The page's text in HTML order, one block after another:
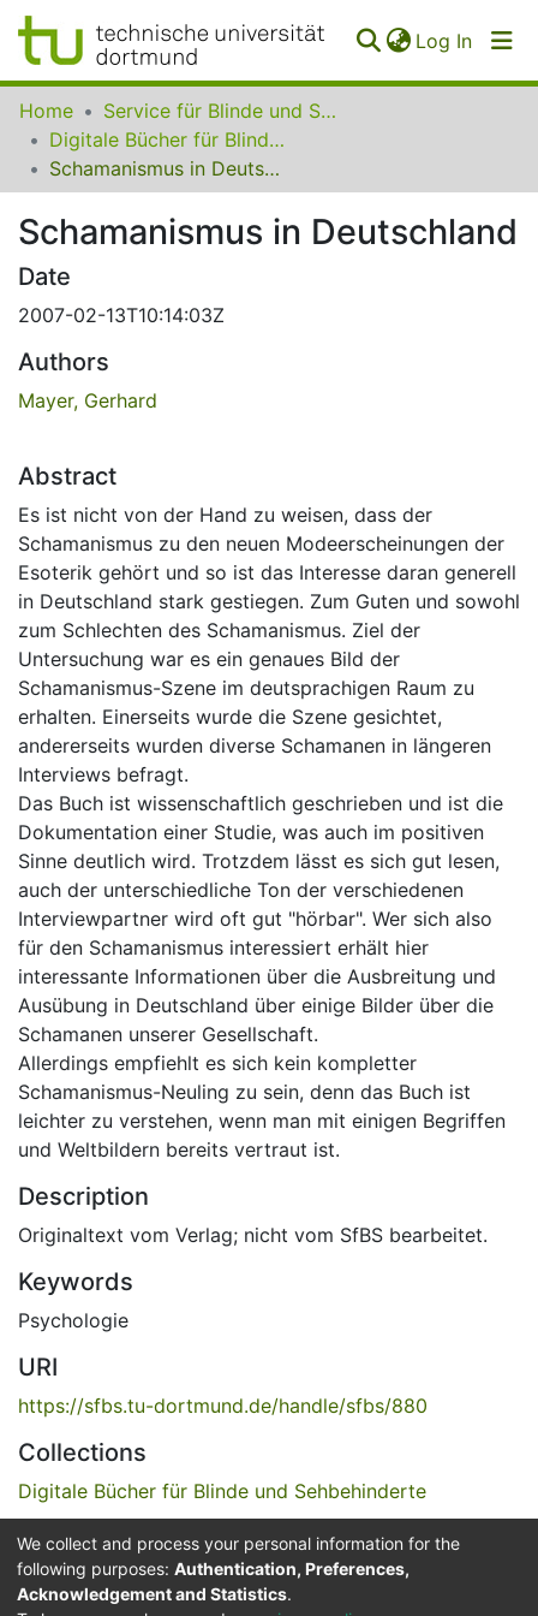
Log In
Communities
Collections
FAQ
Home
Service für Blinde und Sehbehinderte der UB Dortmund
Digitale Bücher für Blinde und Sehbehinderte
Schamanismus in Deutschland
Schamanismus in Deutschland
Date
2007-02-13T10:14:03Z
Authors
Mayer, Gerhard
Abstract
Es ist nicht von der Hand zu weisen, dass der
Schamanismus zu den neuen Modeerscheinungen der
Esoterik gehört und so ist das Interesse daran generell
in Deutschland stark gestiegen. Zum Guten und sowohl
zum Schlechten des Schamanismus. Ziel der
Untersuchung war es ein genaues Bild der
Schamanismus-Szene im deutsprachigen Raum zu
erhalten. Einerseits wurde die Szene gesichtet,
andererseits wurden diverse Schamanen in längeren
Interviews befragt.
Das Buch ist wissenschaftlich geschrieben und ist die
Dokumentation einer Studie, was auch im positiven
Sinne deutlich wird. Trotzdem lässt es sich gut lesen,
auch der unterschiedliche Ton der verschiedenen
Interviewpartner wird oft gut "hörbar". Wer sich also
für den Schamanismus interessiert erhält hier
interessante Informationen über die Ausbreitung und
Ausübung in Deutschland über einige Bilder über die
Schamanen unserer Gesellschaft.
Allerdings empfiehlt es sich kein kompletter
Schamanismus-Neuling zu sein, denn das Buch ist
leichter zu verstehen, wenn man mit einigen Begriffen
und Weltbildern bereits vertraut ist.
Description
Originaltext vom Verlag; nicht vom SfBS bearbeitet.
Keywords
Psychologie
URI
https://sfbs.tu-dortmund.de/handle/sfbs/880
Collections
Digitale Bücher für Blinde und Sehbehinderte
Full item page
Service for the Blind and Visually Impaired
We collect and process your personal information for the
following purposes: Authentication, Preferences,
Acknowledgement and Statistics.